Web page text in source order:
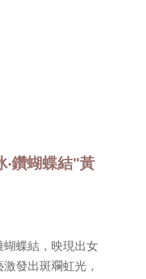
‧鑽蝴蝶結"黃
蝴蝶結，映現出女
發出斑斕虹光，